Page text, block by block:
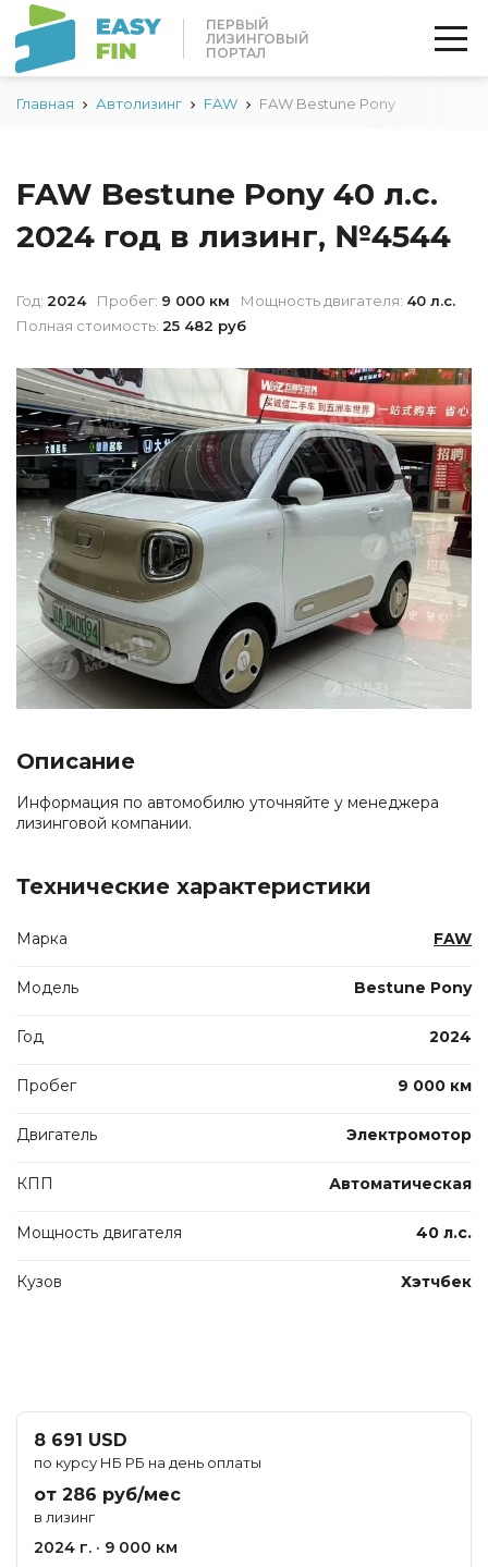
ПЕРВЫЙ
ЛИЗИНГОВЫЙ
ПОРТАЛ
Главная Автолизинг FAW FAW Bestune Pony
FAW Bestune Pony 40 л.с.
2024 год в лизинг, №4544
Год: 2024 Пробег: 9 000 км Мощность двигателя: 40 л.с.
Полная стоимость: 25 482 руб
Описание
Информация по автомобилю уточняйте у менеджера
лизинговой компании.
Технические характеристики
Марка FAW
Модель Bestune Pony
Год 2024
Пробег 9 000 км
Двигатель Электромотор
КПП Автоматическая
Мощность двигателя 40 л.с.
Кузов Хэтчбек
8 691 USD
по курсу НБ РБ на день оплаты
от 286 руб/мес
в лизинг
2024 г. · 9 000 км